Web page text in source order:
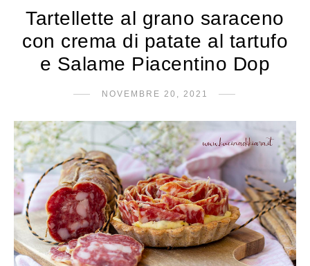
Tartellette al grano saraceno
con crema di patate al tartufo
e Salame Piacentino Dop
NOVEMBRE 20, 2021